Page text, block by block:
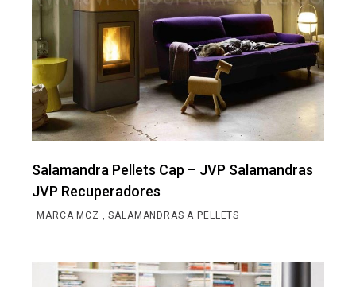
Salamandra Pellets Cap – JVP Salamandras
JVP Recuperadores
_MARCA MCZ SALAMANDRAS A PELLETS